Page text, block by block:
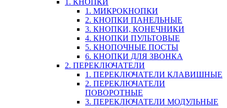
1. КНОПКИ
1. МИКРОКНОПКИ
2. КНОПКИ ПАНЕЛЬНЫЕ
3. КНОПКИ, КОНЕЧНИКИ
4. КНОПКИ ПУЛЬТОВЫЕ
5. КНОПОЧНЫЕ ПОСТЫ
6. КНОПКИ ДЛЯ ЗВОНКА
2. ПЕРЕКЛЮЧАТЕЛИ
1. ПЕРЕКЛЮЧАТЕЛИ КЛАВИШНЫЕ
2. ПЕРЕКЛЮЧАТЕЛИ
ПОВОРОТНЫЕ
3. ПЕРЕКЛЮЧАТЕЛИ МОДУЛЬНЫЕ